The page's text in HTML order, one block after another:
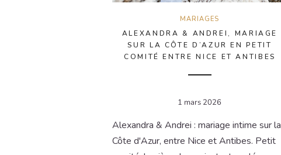
MARIAGES
ALEXANDRA & ANDREI, MARIAGE
SUR LA CÔTE D’AZUR EN PETIT
COMITÉ ENTRE NICE ET ANTIBES
1 mars 2026
Alexandra & Andrei : mariage intime sur la
Côte d'Azur, entre Nice et Antibes. Petit